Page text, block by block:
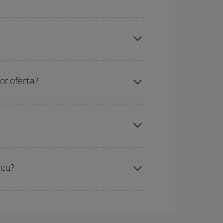
als dies propers
que alguns
el vol, millors preus podràs trobar.
oferta?